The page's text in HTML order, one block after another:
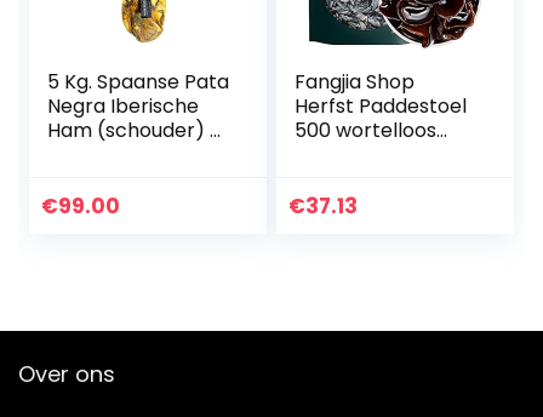
5 Kg. Spaanse Pata
Negra Iberische
Ham (schouder) –
NEGRA
€99.00
Fangjia Shop
Herfst Paddestoel
500 wortelloos
ingrediënten soep
€37.13
Over ons